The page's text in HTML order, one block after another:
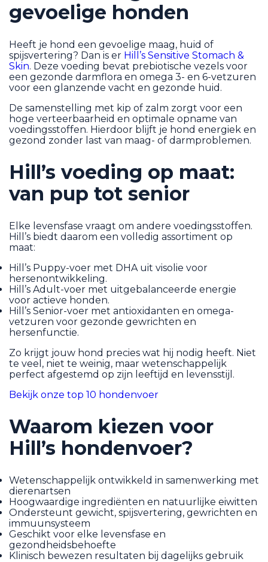
gevoelige honden
Heeft je hond een gevoelige maag, huid of
spijsvertering? Dan is er Hill’s Sensitive Stomach &
Skin. Deze voeding bevat prebiotische vezels voor
een gezonde darmflora en omega 3- en 6-vetzuren
voor een glanzende vacht en gezonde huid.
De samenstelling met kip of zalm zorgt voor een
hoge verteerbaarheid en optimale opname van
voedingsstoffen. Hierdoor blijft je hond energiek en
gezond zonder last van maag- of darmproblemen.
Hill’s voeding op maat:
van pup tot senior
Elke levensfase vraagt om andere voedingsstoffen.
Hill’s biedt daarom een volledig assortiment op
maat:
Hill’s Puppy-voer met DHA uit visolie voor
hersenontwikkeling.
Hill’s Adult-voer met uitgebalanceerde energie
voor actieve honden.
Hill’s Senior-voer met antioxidanten en omega-
vetzuren voor gezonde gewrichten en
hersenfunctie.
Zo krijgt jouw hond precies wat hij nodig heeft. Niet
te veel, niet te weinig, maar wetenschappelijk
perfect afgestemd op zijn leeftijd en levensstijl.
Bekijk onze top 10 hondenvoer
Waarom kiezen voor
Hill’s hondenvoer?
Wetenschappelijk ontwikkeld in samenwerking met
dierenartsen
Hoogwaardige ingrediënten en natuurlijke eiwitten
Ondersteunt gewicht, spijsvertering, gewrichten en
immuunsysteem
Geschikt voor elke levensfase en
gezondheidsbehoefte
Klinisch bewezen resultaten bij dagelijks gebruik